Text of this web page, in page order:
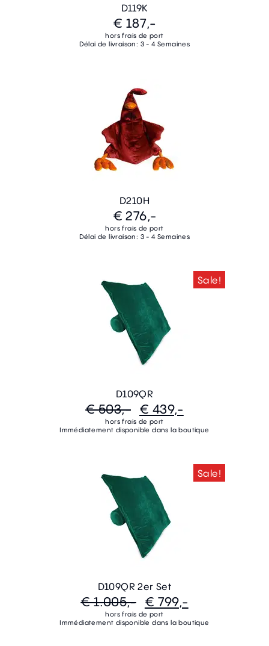
D119K
€ 187,-
hors frais de port
Délai de livraison: 3 - 4 Semaines
D210H
€ 276,-
hors frais de port
Délai de livraison: 3 - 4 Semaines
Sale!
D109QR
€ 503,- € 439,-
hors frais de port
Immédiatement disponible dans la boutique
Sale!
D109QR 2er Set
€ 1.005,- € 799,-
hors frais de port
Immédiatement disponible dans la boutique